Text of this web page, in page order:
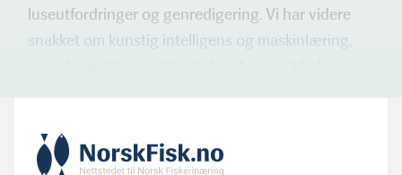
luseutfordringer og genredi­gering. Vi har videre
snakket om kunstig intelligens og maskin­læring,